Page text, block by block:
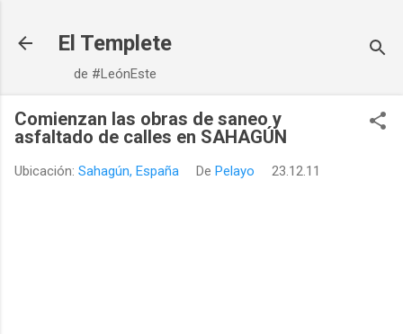
El Templete
de #LeónEste
Comienzan las obras de saneo y
asfaltado de calles en SAHAGÚN
Ubicación: Sahagún, España De Pelayo 23.12.11